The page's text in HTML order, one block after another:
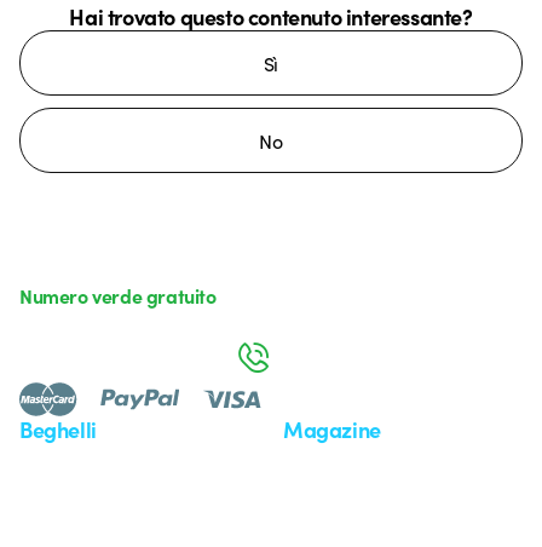
Hai trovato questo contenuto interessante?
Sì
No
Beghelli Magazine
Numero verde gratuito